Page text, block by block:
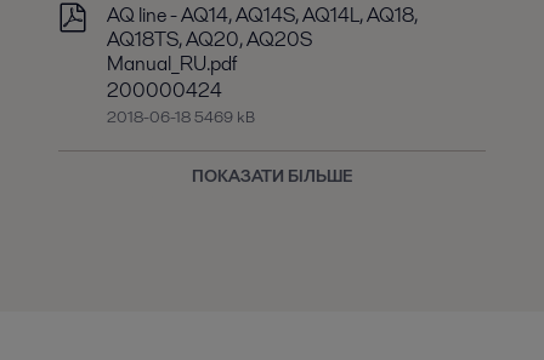
AQ line - AQ14, AQ14S, AQ14L, AQ18,
AQ18TS, AQ20, AQ20S
Manual_RU.pdf
200000424
2018-06-18 5469 kB
ПОКАЗАТИ БІЛЬШЕ